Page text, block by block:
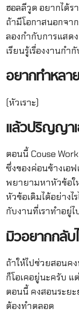
ฮอลลีวูด อยากได้ร
ถ้ามีโอกาสนอกจา
ลองกำกับการแสด
เรียนรู้เรื่องงานก
อยากทำหลา
(หัวเราะ)
แล้วปริญญาเ
ตอนนี้ Couse
ซึ่งของค่อนข้างเอ
พยายามหาหัวข้อ
หัวข้อเดิมได้อย่าง
กับงานที่เราทำอยู่ไ
มิวอยากกลับ
ถ้าให้ไปช่วยสอนค
ก็โอเคอยู่นะครับ
ตอนนี้ คงสอนระยะ
ต้องทำตลอด